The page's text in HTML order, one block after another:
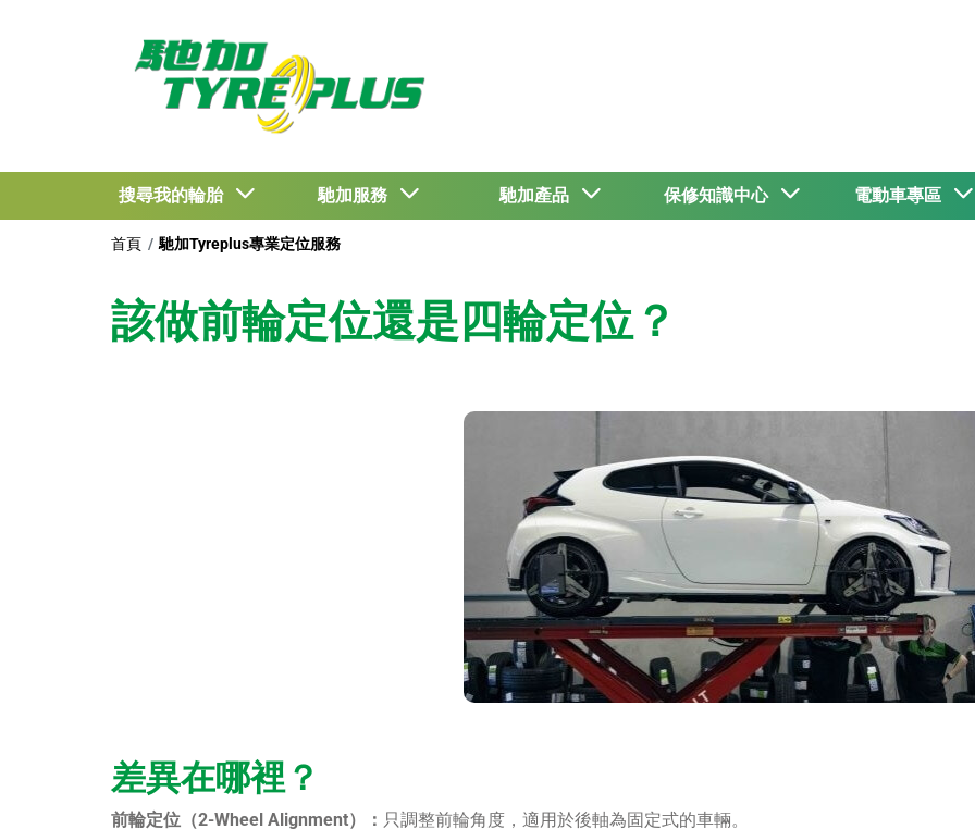
搜尋我的輪胎 馳加服務 馳加產品 保修知識中心 電動車專區
首頁 馳加Tyreplus專業定位服務
該做前輪定位還是四輪定位？
差異在哪裡？
前輪定位（2-Wheel Alignment）： 只調整前輪角度，適用於後軸為固定式的車輛。